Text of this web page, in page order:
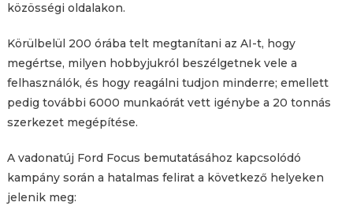
közösségi oldalakon.
Körülbelül 200 órába telt megtanítani az AI-t, hogy
megértse, milyen hobbyjukról beszélgetnek vele a
felhasználók, és hogy reagálni tudjon minderre; emellett
pedig további 6000 munkaórát vett igénybe a 20 tonnás
szerkezet megépítése.
A vadonatúj Ford Focus bemutatásához kapcsolódó
kampány során a hatalmas felirat a következő helyeken
jelenik meg: